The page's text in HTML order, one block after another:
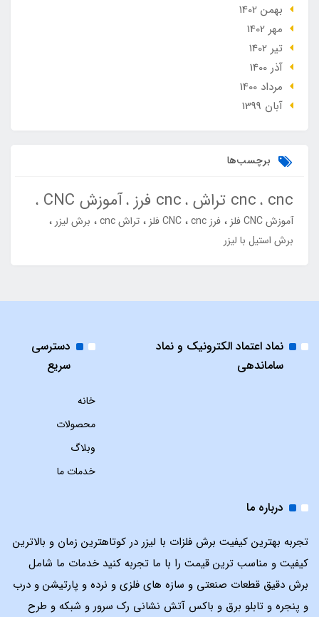
بهمن 1402
مهر 1402
تير 1402
آذر 1400
مرداد 1400
آبان 1399
برچسب‌ها
cnc cnc تراش cnc فرز آموزش CNC
آموزش CNC فلز فرز cnc CNC فلز تراش cnc
برش لیزر
برش استیل با لیزر
نماد اعتماد الکترونیک و نماد
ساماندهی
دسترسی
سریع
خانه
محصولات
وبلاگ
خدمات ما
درباره ما
تجربه بهترین کیفیت برش فلزات با لیزر در کوتاهترین زمان و بالاترین
کیفیت و مناسب ترین قیمت را با ما تجربه کنید خدمات ما شامل
برش دقیق قطعات صنعتی و سازه های فلزی و نرده و پارتیشن و درب
و پنجره و تابلو برق و باکس آتش نشانی رک سرور و شبکه و طرح